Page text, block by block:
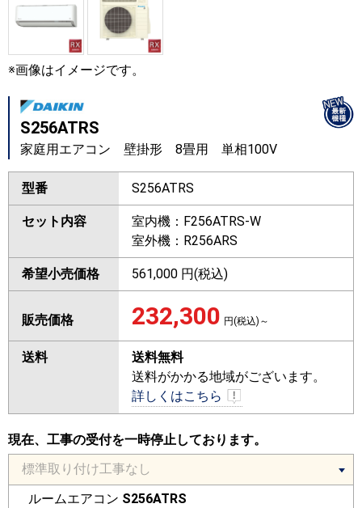
※画像はイメージです。
S256ATRS
家庭用エアコン 壁掛形 8畳用 単相100V
型番 S256ATRS
セット内容
室内機：F256ATRS-W
室外機：R256ARS
希望小売価格 561,000 円(税込)
販売価格 232,300 円(税込)～
送料
送料無料
送料がかかる地域がございます。
詳しくはこちら
現在、工事の受付を一時停止しております。
ルームエアコン S256ATRS